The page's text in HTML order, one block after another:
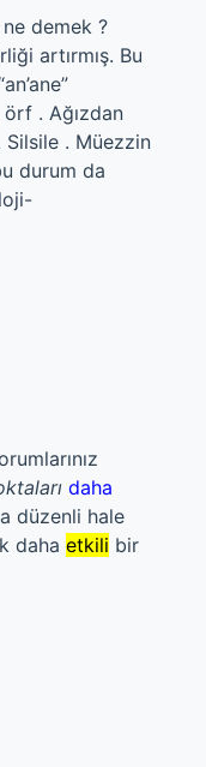
demek ?
artırmış. Bu
örf . Ağızdan
. Müezzin
durum da
daha
düzenli hale
daha etkili bir